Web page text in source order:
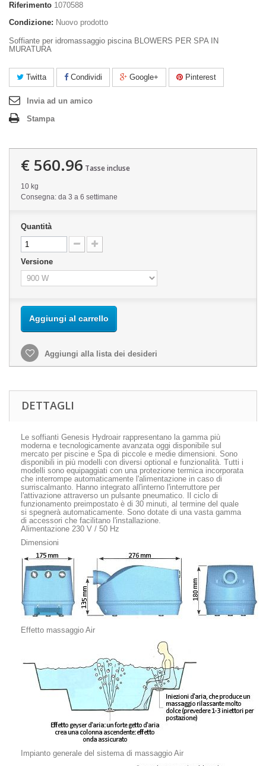
Riferimento 1070588
Condizione: Nuovo prodotto
Soffiante per idromassaggio piscina BLOWERS PER SPA IN
MURATURA
Twitta Condividi Google+ Pinterest
Invia ad un amico
Stampa
€ 560.96 Tasse incluse
10 kg
Consegna: da 3 a 6 settimane
Quantità
Versione
Aggiungi al carrello
Aggiungi alla lista dei desideri
DETTAGLI
Le soffianti Genesis Hydroair rappresentano la gamma più
moderna e tecnologicamente avanzata oggi disponibile sul
mercato per piscine e Spa di piccole e medie dimensioni. Sono
disponibili in più modelli con diversi optional e funzionalità. Tutti i
modelli sono equipaggiati con una protezione termica incorporata
che interrompe automaticamente l'alimentazione in caso di
surriscalmanto. Hanno integrato all'interno l'interruttore per
l'attivazione attraverso un pulsante pneumatico. Il ciclo di
funzionamento preimpostato è di 30 minuti, al termine del quale
si spegnerà automaticamente. Sono dotate di una vasta gamma
di accessori che facilitano l'installazione.
Alimentazione 230 V / 50 Hz
Dimensioni
Effetto massaggio Air
Impianto generale del sistema di massaggio Air